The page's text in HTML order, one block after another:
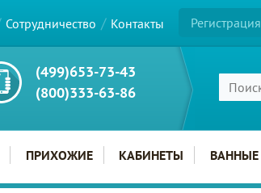
Сотрудничество Контакты Регистрация
(499)653-73-43
(800)333-63-86
ПРИХОЖИЕ КАБИНЕТЫ ВАННЫЕ